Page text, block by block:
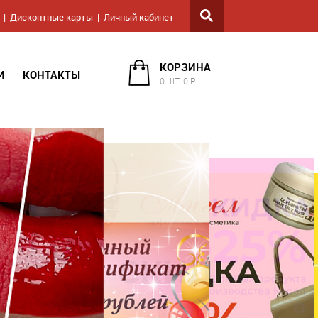
Дисконтные карты Личный кабинет
КОНТАКТЫ
КОРЗИНА
0 ШТ. 0 Р.